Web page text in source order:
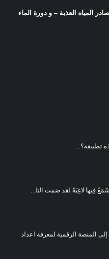
المياه العذبة – و دورة الماء
تطبيقة؟...
المنصة الرقمية لمعرفة اعداد